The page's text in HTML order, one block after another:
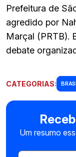
Prefeitura de
agredido por
Marçal (PRTB).
debate
CATEGORIAS:
Um resumo